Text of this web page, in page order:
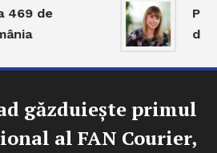
469 de
dar
găzduiește primul
al FAN Courier,